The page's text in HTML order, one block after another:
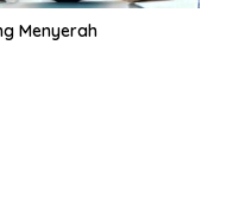
Menyerah